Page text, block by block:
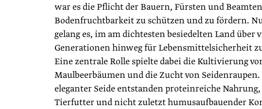
war es die Pflicht der Bauern, Fürsten und
Bodenfruchtbarkeit zu schützen und zu fördern.
gelang es, im am dichtesten besiedelten Land über
Generationen hinweg für Lebensmittelsicherheit
Eine zentrale Rolle spielte dabei die Kultivierung
Maulbeerbäumen und die Zucht von
eleganter Seide entstanden proteinreiche Nahrung,
Tierfutter und nicht zuletzt humusaufbauender